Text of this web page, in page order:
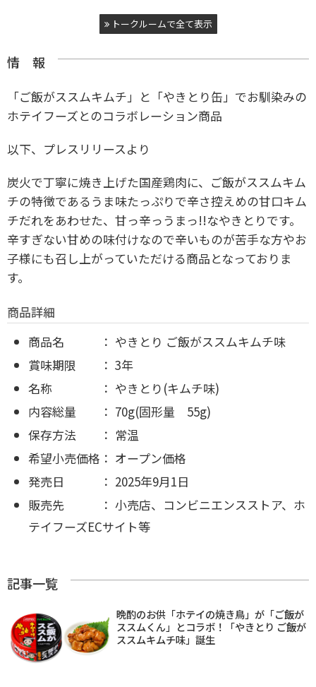
トークルームで全て表示
情 報
「ご飯がススムキムチ」と「やきとり缶」でお馴染みの
ホテイフーズとのコラボレーション商品
以下、プレスリリースより
炭火で丁寧に焼き上げた国産鶏肉に、ご飯がススムキム
チの特徴であるうま味たっぷりで辛さ控えめの甘口キム
チだれをあわせた、甘っ辛っうまっ!!なやきとりです。
辛すぎない甘めの味付けなので辛いものが苦手な方やお
子様にも召し上がっていただける商品となっておりま
す。
商品詳細
商品名 ： やきとり ご飯がススムキムチ味
賞味期限 ： 3年
名称 ： やきとり(キムチ味)
内容総量 ： 70g(固形量 55g)
保存方法 ： 常温
希望小売価格： オープン価格
発売日 ： 2025年9月1日
販売先 ： 小売店、コンビニエンスストア、ホ
テイフーズECサイト等
記事一覧
晩酌のお供「ホテイの焼き鳥」が「ご飯が
ススムくん」とコラボ！「やきとり ご飯が
ススムキムチ味」誕生